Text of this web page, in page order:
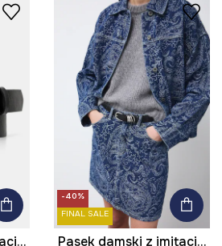
Pasek damski z imitacji skóry
-40%
FINAL SALE
Pasek damski z imitacji skóry